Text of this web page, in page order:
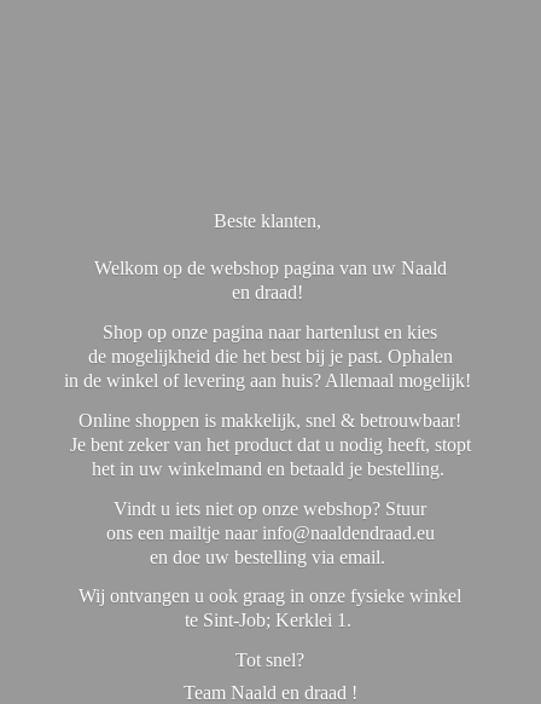
Beste klanten,
Welkom op de webshop pagina van uw Naald
en draad!
Shop op onze pagina naar hartenlust en kies
de mogelijkheid die het best bij je past. Ophalen
in de winkel of levering aan huis? Allemaal mogelijk!
Online shoppen is makkelijk, snel & betrouwbaar!
Je bent zeker van het product dat u nodig heeft, stopt
het in uw winkelmand en betaald je bestelling.
Vindt u iets niet op onze webshop? Stuur
ons een mailtje naar info@naaldendraad.eu
en doe uw bestelling via email.
Wij ontvangen u ook graag in onze fysieke winkel
te Sint-Job; Kerklei 1.
Tot snel?
Team Naald en draad !